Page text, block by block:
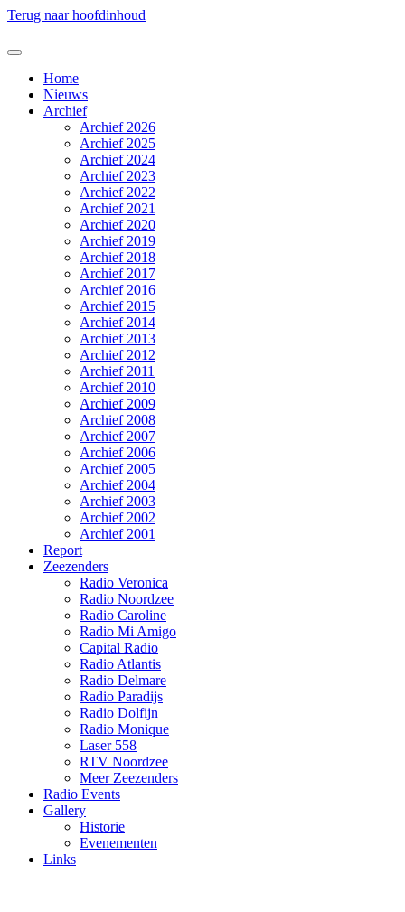
Terug naar hoofdinhoud
Home
Nieuws
Archief
Archief 2026
Archief 2025
Archief 2024
Archief 2023
Archief 2022
Archief 2021
Archief 2020
Archief 2019
Archief 2018
Archief 2017
Archief 2016
Archief 2015
Archief 2014
Archief 2013
Archief 2012
Archief 2011
Archief 2010
Archief 2009
Archief 2008
Archief 2007
Archief 2006
Archief 2005
Archief 2004
Archief 2003
Archief 2002
Archief 2001
Report
Zeezenders
Radio Veronica
Radio Noordzee
Radio Caroline
Radio Mi Amigo
Capital Radio
Radio Atlantis
Radio Delmare
Radio Paradijs
Radio Dolfijn
Radio Monique
Laser 558
RTV Noordzee
Meer Zeezenders
Radio Events
Gallery
Historie
Evenementen
Links